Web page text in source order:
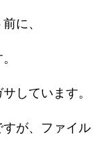
に、
しています。
が、ファイル